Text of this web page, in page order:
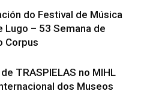
do Festival de Música
Lugo – 53 Semana de
Corpus
TRASPIELAS no MIHL
dos Museos